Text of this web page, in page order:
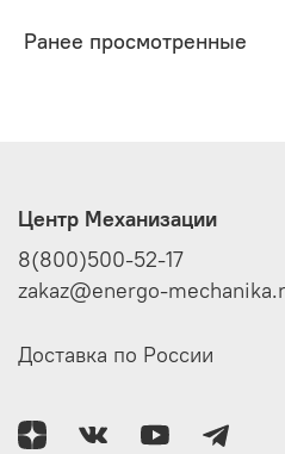
Ранее просмотренные
Центр Механизации
8(800)500-52-17
zakaz@energo-
Доставка по России